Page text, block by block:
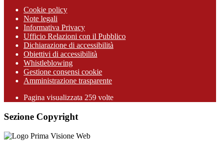
Cookie policy
Note legali
Informativa Privacy
Ufficio Relazioni con il Pubblico
Dichiarazione di accessibilità
Obiettivi di accessibilità
Whistleblowing
Gestione consensi cookie
Amministrazione trasparente
Pagina visualizzata 259 volte
Sezione Copyright